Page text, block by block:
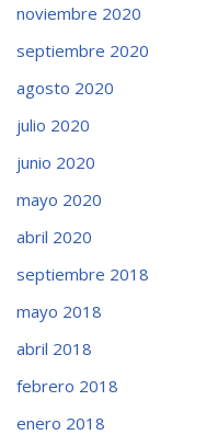
noviembre 2020
septiembre 2020
agosto 2020
julio 2020
junio 2020
mayo 2020
abril 2020
septiembre 2018
mayo 2018
abril 2018
febrero 2018
enero 2018